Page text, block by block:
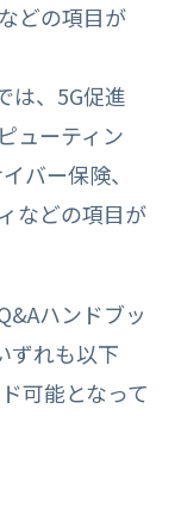
どの項目が
は、5G促進
ューティン
バー保険、
などの項目が
ハンドブッ
ずれも以下
可能となって